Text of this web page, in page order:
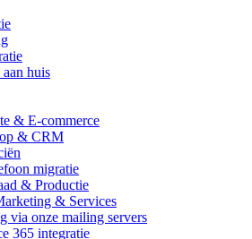
huis
& E-commerce
& CRM
migratie
& Productie
& Services
via onze mailing servers
365 integratie